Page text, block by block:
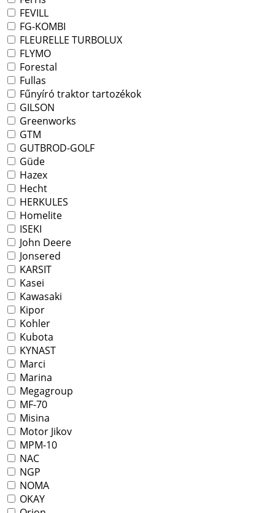
FEVILL
FG-KOMBI
FLEURELLE TURBOLUX
FLYMO
Forestal
Fullas
Fűnyíró traktor tartozékok
GILSON
Greenworks
GTM
GUTBROD-GOLF
Güde
Hazex
Hecht
HERKULES
Homelite
ISEKI
John Deere
Jonsered
KARSIT
Kasei
Kawasaki
Kipor
Kohler
Kubota
KYNAST
Marci
Marina
Megagroup
MF-70
Misina
Motor Jikov
MPM-10
NAC
NGP
NOMA
OKAY